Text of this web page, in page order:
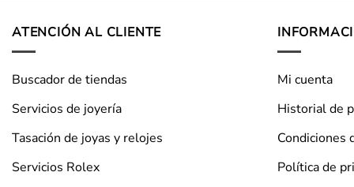
ATENCIÓN AL CLIENTE
Buscador de tiendas
Servicios de joyería
Tasación de joyas y relojes
Servicios Rolex
Mi cuenta
Historial de
Condiciones
Política de